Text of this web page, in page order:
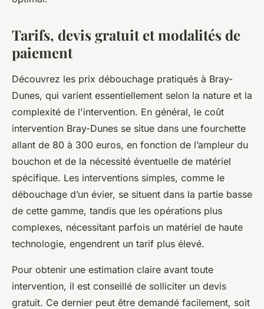
Tarifs, devis gratuit et modalités de
paiement
Découvrez les prix débouchage pratiqués à Bray-
Dunes, qui varient essentiellement selon la nature et la
complexité de l'intervention. En général, le coût
intervention Bray-Dunes se situe dans une fourchette
allant de 80 à 300 euros, en fonction de l’ampleur du
bouchon et de la nécessité éventuelle de matériel
spécifique. Les interventions simples, comme le
débouchage d’un évier, se situent dans la partie basse
de cette gamme, tandis que les opérations plus
complexes, nécessitant parfois un matériel de haute
technologie, engendrent un tarif plus élevé.
Pour obtenir une estimation claire avant toute
intervention, il est conseillé de solliciter un devis
gratuit. Ce dernier peut être demandé facilement, soit